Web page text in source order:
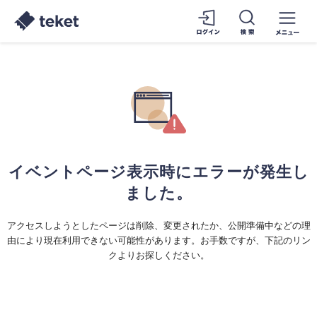
イベントページ表示時にエラーが発生し
ました。
アクセスしようとしたページは削除、変更されたか、公開準備中などの理
由により現在利用できない可能性があります。お手数ですが、下記のリン
クよりお探しください。